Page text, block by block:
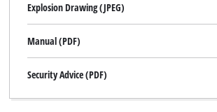
Explosion Drawing (JPEG)
Manual (PDF)
Security Advice (PDF)